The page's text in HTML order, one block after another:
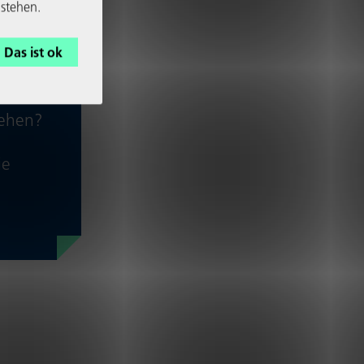
Das ist ok